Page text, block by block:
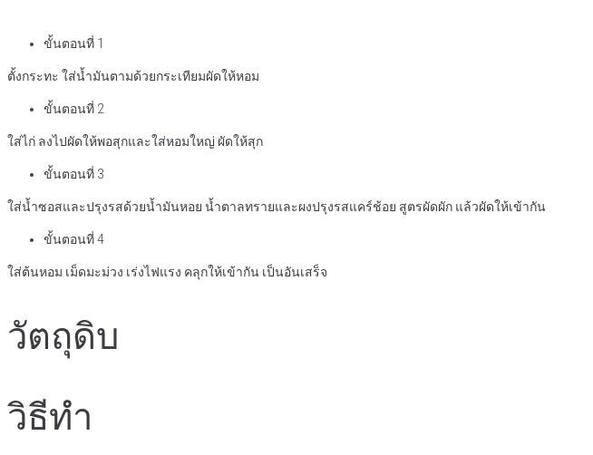
ขั้นตอนที่ 1
ตั้งกระทะ ใส่น้ำมันตามด้วยกระเทียมผัดให้หอม
ขั้นตอนที่ 2
ใส่ไก่ ลงไปผัดให้พอสุกและใส่หอมใหญ่ ผัดให้สุก
ขั้นตอนที่ 3
ใส่น้ำซอสและปรุงรสด้วยน้ำมันหอย น้ำตาลทรายและผงปรุงรสแคร์ช้อย สูตรผัดผัก แล้วผัดให้เข้ากัน
ขั้นตอนที่ 4
ใส่ต้นหอม เม็ดมะม่วง เร่งไฟแรง คลุกให้เข้ากัน เป็นอันเสร็จ
วัตถุดิบ
วิธีทำ